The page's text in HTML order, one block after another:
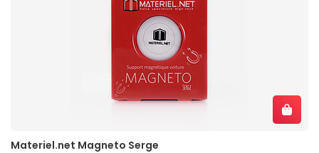
Materiel.net Magneto Serge